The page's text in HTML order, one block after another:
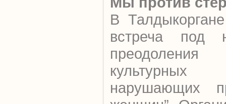
В
встреча под
культурных
нарушающих